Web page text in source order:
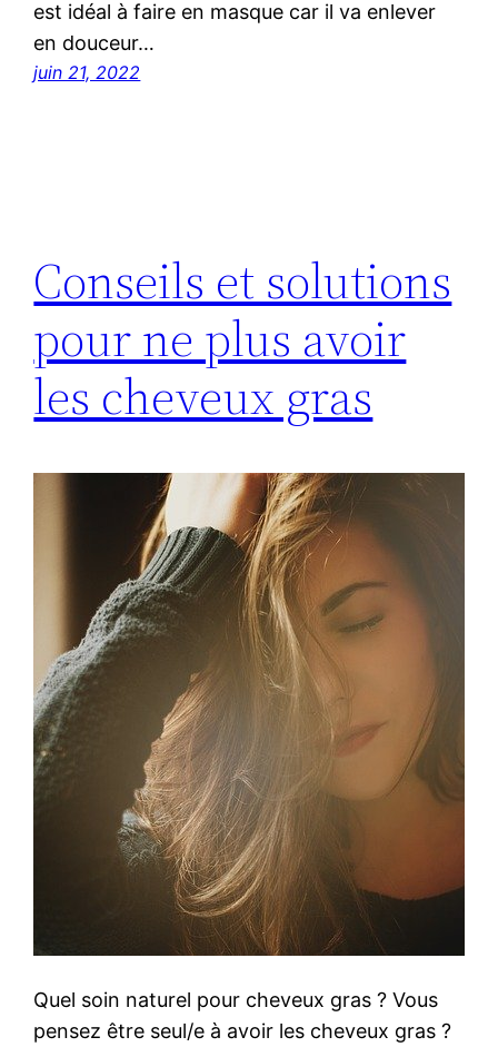
est idéal à faire en masque car il va enlever
en douceur…
juin 21, 2022
Conseils et solutions
pour ne plus avoir
les cheveux gras
Quel soin naturel pour cheveux gras ? Vous
pensez être seul/e à avoir les cheveux gras ?